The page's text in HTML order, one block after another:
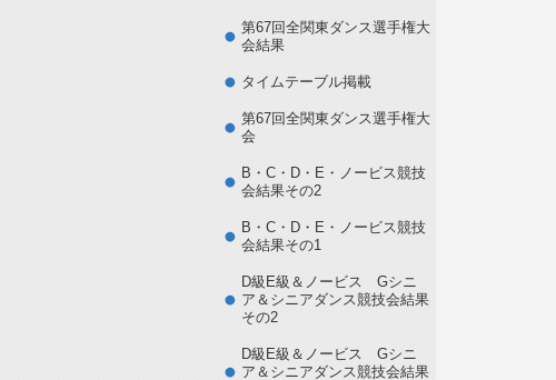
第67回全関東ダンス選手権大
会結果
タイムテーブル掲載
第67回全関東ダンス選手権大
会
B・C・D・E・ノービス競技
会結果その2
B・C・D・E・ノービス競技
会結果その1
D級E級＆ノービス Gシニ
ア＆シニアダンス競技会結果
その2
D級E級＆ノービス Gシニ
ア＆シニアダンス競技会結果